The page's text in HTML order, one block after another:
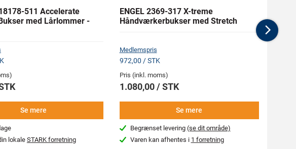
511 Accelerate
med Lårlommer -
Se mere
lokale STARK forretning
ENGEL 2369-317 X-treme
Håndværkerbukser med Stretch
Medlemspris
972,00 / STK
Pris (inkl. moms)
1.080,00 / STK
Se mere
Begrænset levering (se dit område)
Varen kan afhentes i 1 forretning